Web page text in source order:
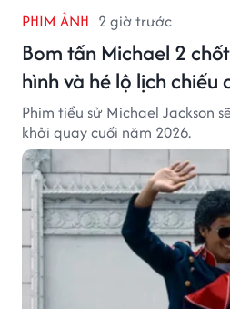
PHIM ẢNH 2 giờ trước
Bom tấn Michael 2
hình và hé lộ lịch chiếu
Phim tiểu sử Michael Jackson
khởi quay cuối năm 2026.